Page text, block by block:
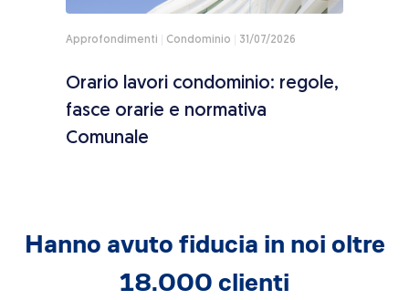
Approfondimenti Condominio 31/07/2026
Orario lavori condominio: regole,
fasce orarie e normativa
Comunale
Hanno avuto fiducia in noi oltre
18.000 clienti